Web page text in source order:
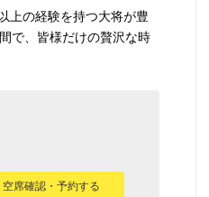
上の経験を持つ大将が豊
で、皆様だけの贅沢な時
空席確認・予約する